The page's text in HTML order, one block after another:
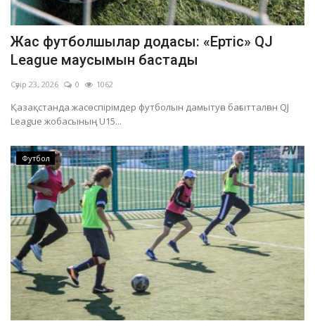
Жас футболшылар додасы: «Ертіс» QJ
League маусымын бастады
Сәуір 23, 2026 0 1062
Қазақстанда жасөспірімдер футболын дамытуға бағытталған QJ
League жобасының U15...
Футбол